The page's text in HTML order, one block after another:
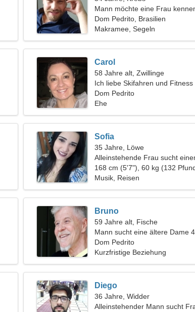
Mann möchte eine Frau
Dom Pedrito, Brasilien
Makramee, Segeln
Carol
58 Jahre alt, Zwillinge
Ich liebe Skifahren und Fitness
Dom Pedrito
Ehe
Sofia
35 Jahre, Löwe
Alleinstehende Frau sucht
168 cm (5'7"), 60 kg (132
Musik, Reisen
Bruno
59 Jahre alt, Fische
Mann sucht eine ältere Dame
Dom Pedrito
Kurzfristige Beziehung
Diego
36 Jahre, Widder
Alleinstehender Mann sucht